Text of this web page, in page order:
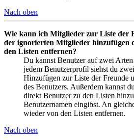
Nach oben
Wie kann ich Mitglieder zur Liste der
der ignorierten Mitglieder hinzufügen
den Listen entfernen?
Du kannst Benutzer auf zwei
jedem Benutzerprofil siehst du
Hinzufügen zur Liste der Freunde
des Benutzers. Außerdem kannst
direkt Benutzer zu den Listen
Benutzernamen eingibst. An
wieder von den Listen entfernen.
Nach oben